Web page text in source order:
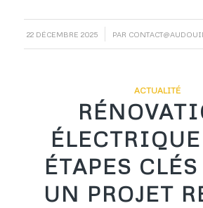
22 DÉCEMBRE 2025
/ PAR
ACTUALITÉ
ÉTAPES
UN PROJET